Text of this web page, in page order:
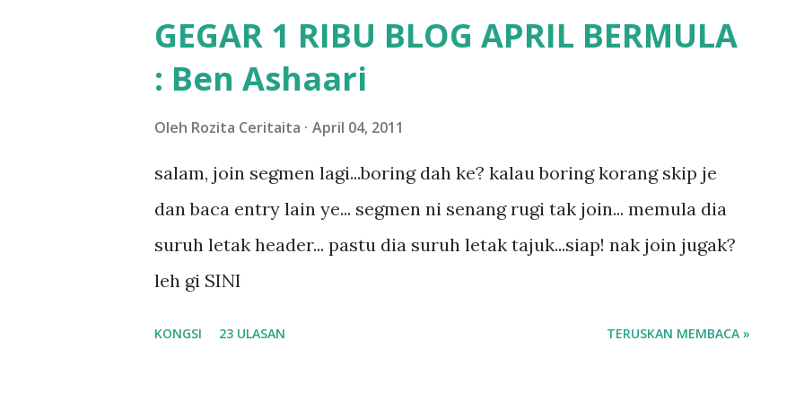
sapa pun masa tu.. bila fikir-fikirkan balik terasa jugak masa alahai
teruknya kami sebagai ibubapa.. dan kami terasa jugak semakin teruk
bila abg long dah masuk 2 tahun kat salah satu tadika swasta ni.. tapi
GEGAR 1 RIBU BLOG APRIL BERMULA
: Ben Ashaari
Oleh Rozita Ceritaita April 04, 2011
salam, join segmen lagi...boring dah ke? kalau boring korang skip je
dan baca entry lain ye... segmen ni senang rugi tak join... memula dia
suruh letak header... pastu dia suruh letak tajuk...siap! nak join jugak?
leh gi SINI
KONGSI 23 ULASAN TERUSKAN MEMBACA »